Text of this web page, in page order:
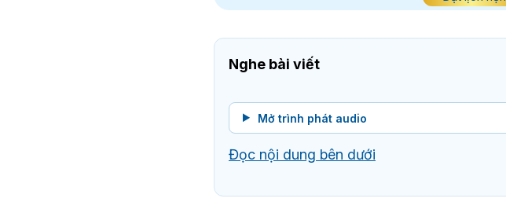
Nghe bài viết
Mở trình phát audio
Đọc nội dung bên dưới